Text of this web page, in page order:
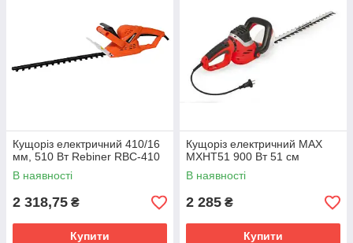
Кущоріз електричний 410/16
мм, 510 Вт Rebiner RBC-410
В наявності
2 318,75 ₴
Купити
Кущоріз електричний MAX
MXHT51 900 Вт 51 см
В наявності
2 285 ₴
Купити